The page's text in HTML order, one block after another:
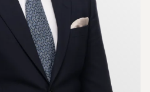
mer privata delen av
sovrum. Här finns även
stilrena materialval,